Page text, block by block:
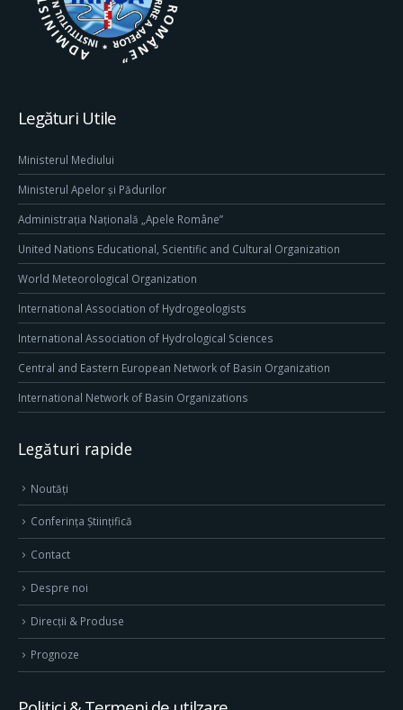
Legături Utile
Ministerul Mediului
Ministerul Apelor și Pădurilor
Administrația Națională „Apele Române”
United Nations Educational, Scientific and Cultural Organization
World Meteorological Organization
International Association of Hydrogeologists
International Association of Hydrological Sciences
Central and Eastern European Network of Basin Organization
International Network of Basin Organizations
Legături rapide
Noutăți
Conferința Științifică
Contact
Despre noi
Direcţii & Produse
Prognoze